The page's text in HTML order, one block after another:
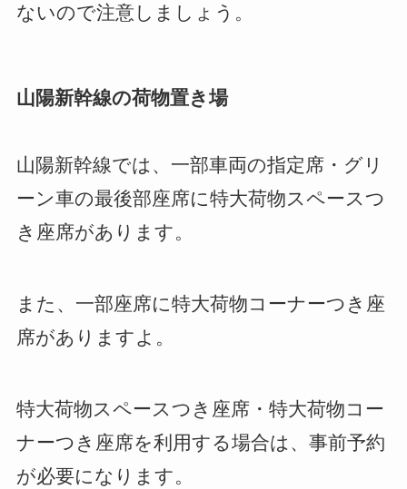
ないので注意しましょう。
山陽新幹線の荷物置き場
山陽新幹線では、一部車両の指定席・グリ
ーン車の最後部座席に特大荷物スペースつ
き座席があります。
また、一部座席に特大荷物コーナーつき座
席がありますよ。
特大荷物スペースつき座席・特大荷物コー
ナーつき座席を利用する場合は、事前予約
が必要になります。